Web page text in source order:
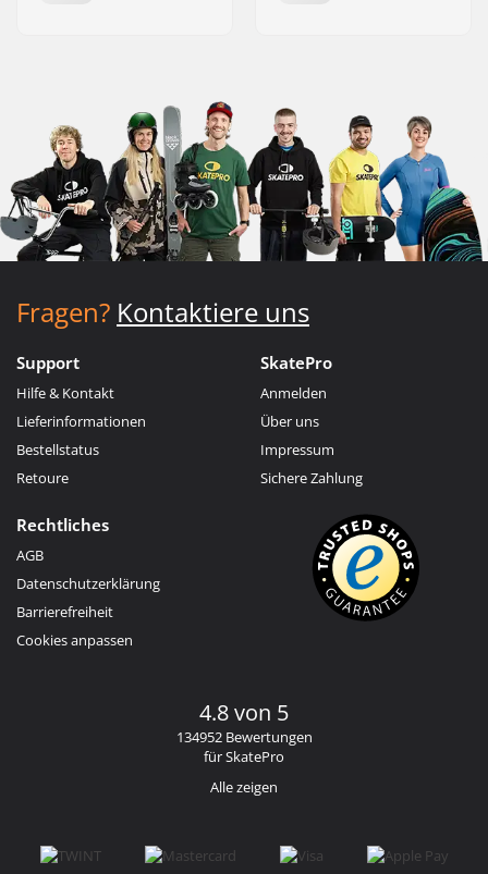
Fragen? Kontaktiere uns
Support
Hilfe & Kontakt
Lieferinformationen
Bestellstatus
Retoure
SkatePro
Anmelden
Über uns
Impressum
Sichere Zahlung
Rechtliches
AGB
Datenschutzerklärung
Barrierefreiheit
Cookies anpassen
4.8 von 5
134952 Bewertungen
für SkatePro
Alle zeigen